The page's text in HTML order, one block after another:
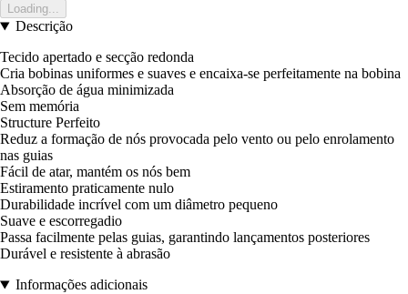
Loading...
Descrição
Tecido apertado e secção redonda
Cria bobinas uniformes e suaves e encaixa-se perfeitamente na bobina
Absorção de água minimizada
Sem memória
Structure Perfeito
Reduz a formação de nós provocada pelo vento ou pelo enrolamento
nas guias
Fácil de atar, mantém os nós bem
Estiramento praticamente nulo
Durabilidade incrível com um diâmetro pequeno
Suave e escorregadio
Passa facilmente pelas guias, garantindo lançamentos posteriores
Durável e resistente à abrasão
Informações adicionais